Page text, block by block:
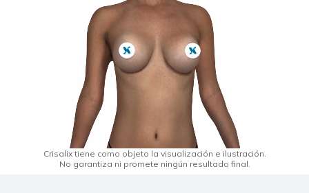
Crisalix tiene como objeto la visualización e ilustración.
No garantiza ni promete ningún resultado final.